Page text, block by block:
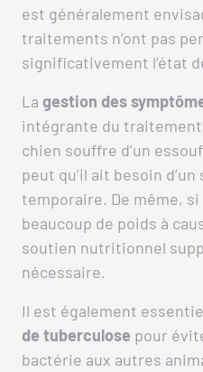
est généralement
traitements n’ont pas
significativement l’état
La gestion des
intégrante du
chien souffre d’un
peut qu’il ait besoin
temporaire. De même,
beaucoup de poids à
soutien nutritionnel
nécessaire.
Il est également
de tuberculose pour
bactérie aux autres